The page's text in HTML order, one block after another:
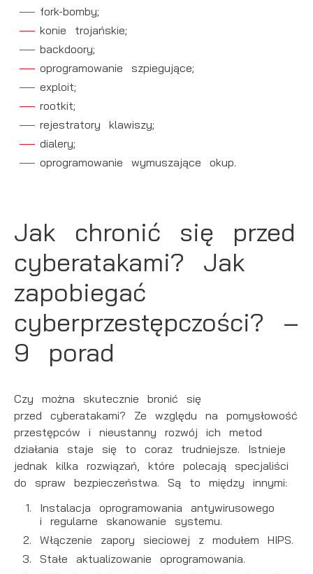
fork-bomby;
konie trojańskie;
backdoory;
oprogramowanie szpiegujące;
exploit;
rootkit;
rejestratory klawiszy;
dialery;
oprogramowanie wymuszające okup.
Jak chronić się przed
cyberatakami? Jak
zapobiegać
cyberprzestępczości? –
9 porad
Czy można skutecznie bronić się
przed cyberatakami? Ze względu na pomysłowość
przestępców i nieustanny rozwój ich metod
działania staje się to coraz trudniejsze. Istnieje
jednak kilka rozwiązań, które polecają specjaliści
do spraw bezpieczeństwa. Są to między innymi:
Instalacja oprogramowania antywirusowego
i regularne skanowanie systemu.
Włączenie zapory sieciowej z modułem HIPS.
Stałe aktualizowanie oprogramowania.